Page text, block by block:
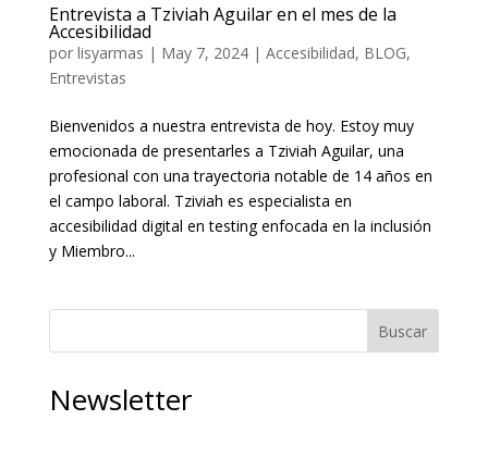
Entrevista a Tziviah Aguilar en el mes de la
Accesibilidad
por lisyarmas | May 7, 2024| Accesibilidad, BLOG,
Entrevistas
Bienvenidos a nuestra entrevista de hoy. Estoy muy
emocionada de presentarles a Tziviah Aguilar, una
profesional con una trayectoria notable de 14 años en
el campo laboral. Tziviah es especialista en
accesibilidad digital en testing enfocada en la inclusión
y Miembro...
Buscar
Newsletter